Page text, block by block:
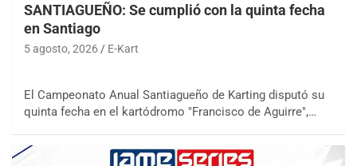
SANTIAGUEÑO: Se cumplió con la quinta fecha
en Santiago
5 agosto, 2026 E-Kart
El Campeonato Anual Santiagueño de Karting disputó su
quinta fecha en el kartódromo "Francisco de Aguirre",…